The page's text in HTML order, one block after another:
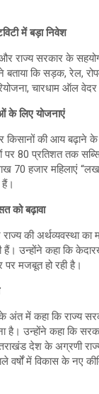
में बड़ा निवेश
राज्य सरकार के
बताया कि सड़क, रेल,
चारधाम ऑल वेदर
के लिए योजनाएं
किसानों की आय बढ़ाने
80 प्रतिशत तक
70 हजार महिलाएं
को बढ़ावा
की अर्थव्यवस्था
हैं। उन्होंने कहा कि
पर मजबूत हो रही है।
में कहा कि राज्य
है। उन्होंने कहा कि
देश के अग्रणी
में विकास के नए